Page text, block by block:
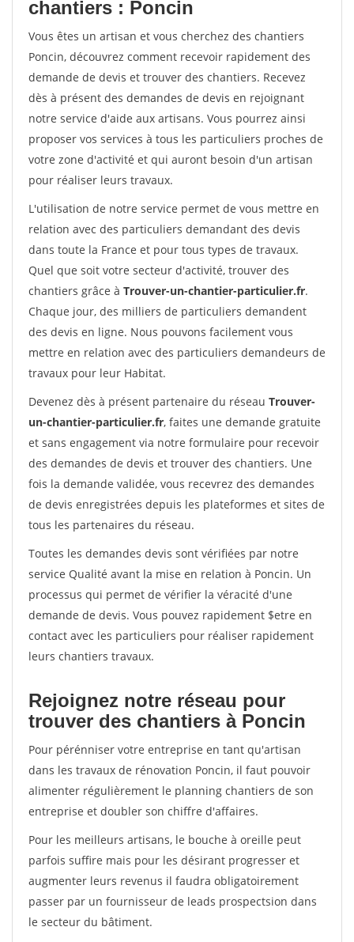
chantiers : Poncin
Vous êtes un artisan et vous cherchez des chantiers
Poncin, découvrez comment recevoir rapidement des
demande de devis et trouver des chantiers. Recevez
dès à présent des demandes de devis en rejoignant
notre service d'aide aux artisans. Vous pourrez ainsi
proposer vos services à tous les particuliers proches de
votre zone d'activité et qui auront besoin d'un artisan
pour réaliser leurs travaux.
L'utilisation de notre service permet de vous mettre en
relation avec des particuliers demandant des devis
dans toute la France et pour tous types de travaux.
Quel que soit votre secteur d'activité, trouver des
chantiers grâce à Trouver-un-chantier-particulier.fr.
Chaque jour, des milliers de particuliers demandent
des devis en ligne. Nous pouvons facilement vous
mettre en relation avec des particuliers demandeurs de
travaux pour leur Habitat.
Devenez dès à présent partenaire du réseau Trouver-
un-chantier-particulier.fr, faites une demande gratuite
et sans engagement via notre formulaire pour recevoir
des demandes de devis et trouver des chantiers. Une
fois la demande validée, vous recevrez des demandes
de devis enregistrées depuis les plateformes et sites de
tous les partenaires du réseau.
Toutes les demandes devis sont vérifiées par notre
service Qualité avant la mise en relation à Poncin. Un
processus qui permet de vérifier la véracité d'une
demande de devis. Vous pouvez rapidement $etre en
contact avec les particuliers pour réaliser rapidement
leurs chantiers travaux.
Rejoignez notre réseau pour
trouver des chantiers à Poncin
Pour pérénniser votre entreprise en tant qu'artisan
dans les travaux de rénovation Poncin, il faut pouvoir
alimenter régulièrement le planning chantiers de son
entreprise et doubler son chiffre d'affaires.
Pour les meilleurs artisans, le bouche à oreille peut
parfois suffire mais pour les désirant progresser et
augmenter leurs revenus il faudra obligatoirement
passer par un fournisseur de leads prospectsion dans
le secteur du bâtiment.